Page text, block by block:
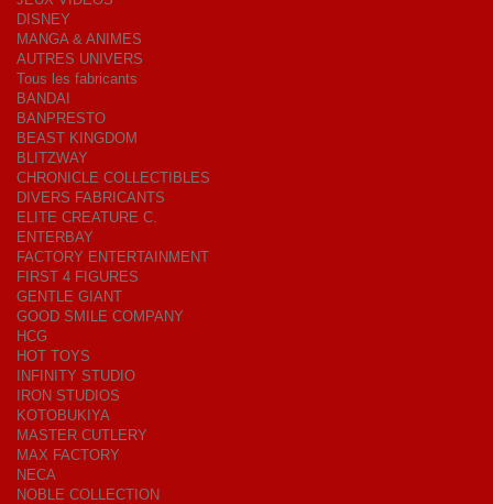
DISNEY
MANGA & ANIMES
AUTRES UNIVERS
Tous les fabricants
BANDAI
BANPRESTO
BEAST KINGDOM
BLITZWAY
CHRONICLE COLLECTIBLES
DIVERS FABRICANTS
ELITE CREATURE C.
ENTERBAY
FACTORY ENTERTAINMENT
FIRST 4 FIGURES
GENTLE GIANT
GOOD SMILE COMPANY
HCG
HOT TOYS
INFINITY STUDIO
IRON STUDIOS
KOTOBUKIYA
MASTER CUTLERY
MAX FACTORY
NECA
NOBLE COLLECTION